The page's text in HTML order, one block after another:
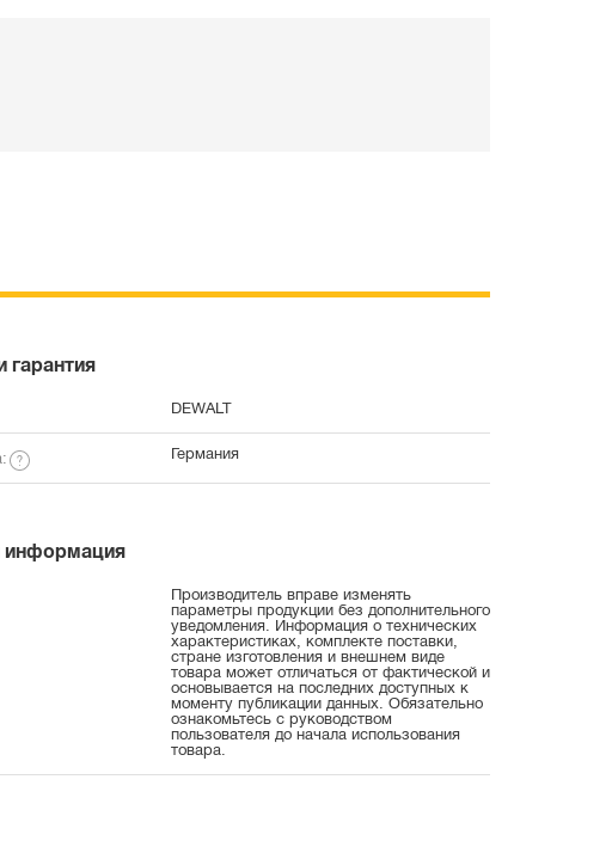
гарантия
DEWALT
Германия
информация
Производитель вправе изменять
параметры продукции без дополнительного
уведомления. Информация о технических
характеристиках, комплекте поставки,
стране изготовления и внешнем виде
товара может отличаться от фактической и
основывается на последних доступных к
моменту публикации данных. Обязательно
ознакомьтесь с руководством
пользователя до начала использования
товара.